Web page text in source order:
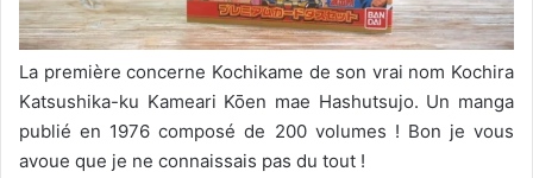
La première concerne Kochikame de son vrai nom Kochira
Katsushika-ku Kameari Kōen mae Hashutsujo. Un manga
publié en 1976 composé de 200 volumes ! Bon je vous
avoue que je ne connaissais pas du tout !